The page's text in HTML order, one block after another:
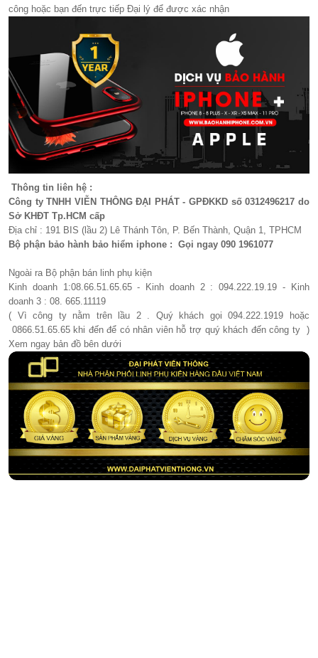
công hoặc bạn đến trực tiếp Đại lý để được xác nhận
Thông tin liên hệ :
Công ty TNHH VIỄN THÔNG ĐẠI PHÁT - GPĐKKD số 0312496217 do
Sở KHĐT Tp.HCM cấp
Địa chỉ : 191 BIS (lầu 2) Lê Thánh Tôn, P. Bến Thành, Quận 1, TPHCM
Bộ phận bảo hành bảo hiểm iphone : Gọi ngay 090 1961077​
Ngoài ra Bộ phận bán linh phụ kiện
Kinh doanh 1:08.66.51.65.65 - Kinh doanh 2 : 094.222.19.19 - Kinh
doanh 3 : 08. 665.11119
( Vì công ty nằm trên lầu 2 . Quý khách gọi 094.222.1919 hoặc
0866.51.65.65 khi đến để có nhân viên hỗ trợ quý khách đến công ty )
Xem ngay bản đồ bên dưới